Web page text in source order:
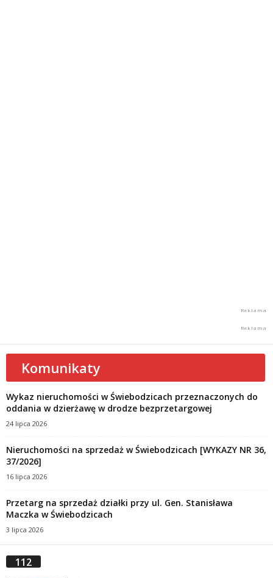
Komunikaty
Wykaz nieruchomości w Świebodzicach przeznaczonych do
oddania w dzierżawę w drodze bezprzetargowej
24 lipca 2026
Nieruchomości na sprzedaż w Świebodzicach [WYKAZY NR 36,
37/2026]
16 lipca 2026
Przetarg na sprzedaż działki przy ul. Gen. Stanisława
Maczka w Świebodzicach
3 lipca 2026
112